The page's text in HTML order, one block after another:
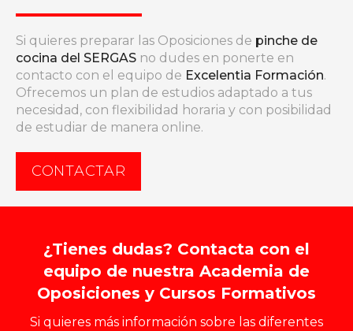
Si quieres preparar las Oposiciones de pinche de
cocina del SERGAS no dudes en ponerte en
contacto con el equipo de Excelentia Formación.
Ofrecemos un plan de estudios adaptado a tus
necesidad, con flexibilidad horaria y con posibilidad
de estudiar de manera online.
CONTACTAR
¿Tienes dudas? Contacta con el
equipo de nuestra Academia de
Oposiciones y Cursos Formativos
Si quieres más información sobre las diferentes